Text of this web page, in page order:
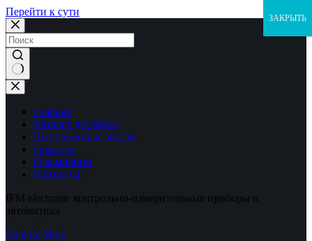
Перейти к сути
Ничего
не
найденоГлавная
Каталог датчиков
Выполненные заказы
Новости
О компании
Контакты
IFM electronic контрольно-измерительные приборы и
автоматика
Explore Shop
ЗАКРЫТЬ